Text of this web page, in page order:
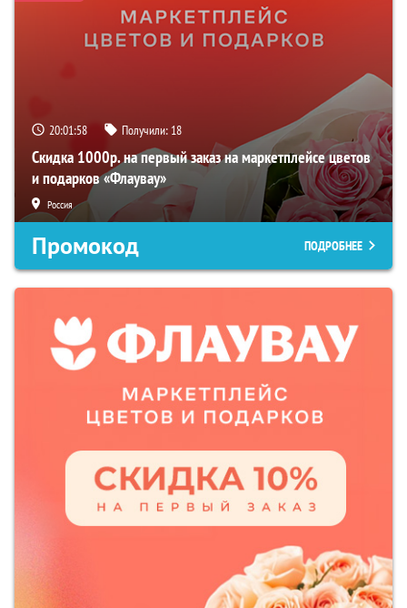
20:01:57 Получили: 18
Скидка 1000р. на первый заказ на маркетплейсе цветов
и подарков «Флаувау»
Россия
Промокод ПОДРОБНЕЕ